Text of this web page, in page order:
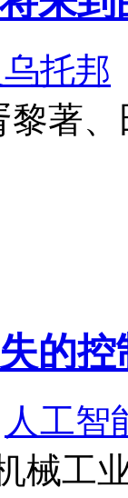
托邦
黎著
的控
人工智
械工